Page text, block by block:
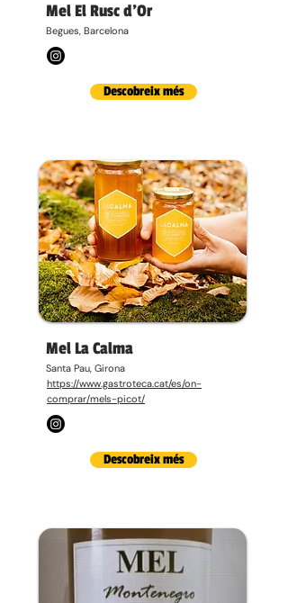
Mel El Rusc d'Or
Begues, Barcelona
Descobreix més
Mel La Calma
Santa Pau, Girona
https://www.gastroteca.cat/es/on-
comprar/mels-picot/
Descobreix més